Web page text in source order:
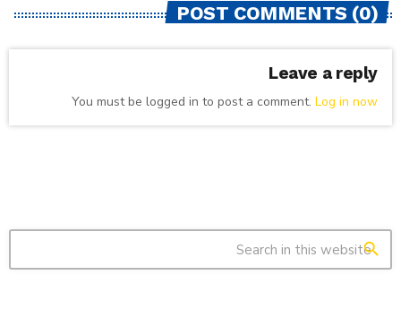
POST COMMENTS (0)
Leave a reply
You must be logged in to post a comment. Log in now
search